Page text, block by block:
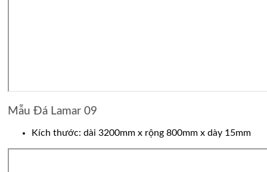
Mẫu Đá Lamar 09
Kích thước: dài 3200mm x rộng 800mm x dày 15mm